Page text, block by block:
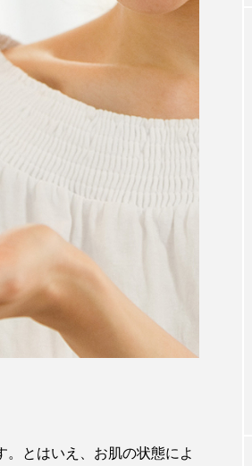
とはいえ、お肌の状態によ
メイク落とし
クレンジングでクルクル擦るのはNG？正